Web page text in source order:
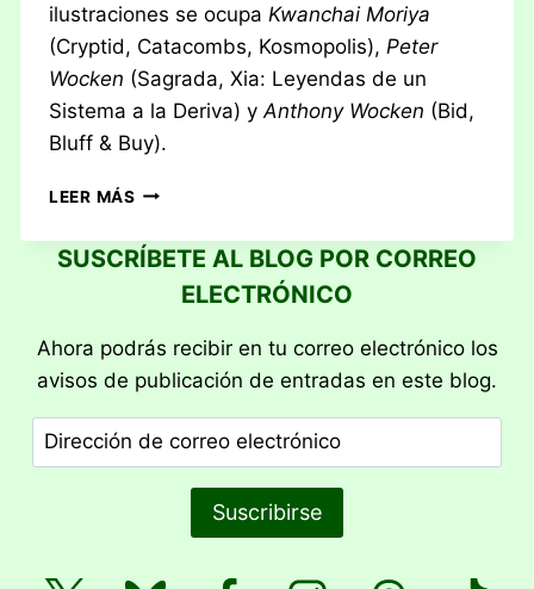
ilustraciones se ocupa Kwanchai Moriya
(Cryptid, Catacombs, Kosmopolis), Peter
Wocken (Sagrada, Xia: Leyendas de un
Sistema a la Deriva) yAnthony Wocken (Bid,
Bluff & Buy).
LEER MÁS RESEÑA:
ISLAND
SUSCRÍBETE AL BLOG POR CORREO
ELECTRÓNICO
Ahora podrás recibir en tu correo electrónico los
avisos de publicación de entradas en este blog.
Dirección
de
Suscribirse